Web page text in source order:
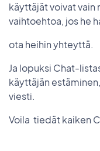
käyttäjät voivat vain
vaihtoehtoa, jos he
ota heihin yhteyttä.
Ja lopuksi Chat-
käyttäjän
viesti.
Voila tiedät kaiken